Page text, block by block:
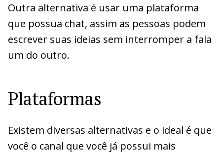
Outra alternativa é usar uma plataforma
que possua chat, assim as pessoas podem
escrever suas ideias sem interromper a fala
um do outro.
Plataformas
Existem diversas alternativas e o ideal é que
você o canal que você já possui mais